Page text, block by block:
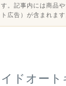
。記事内には商品
広告）が含まれます
ドオー